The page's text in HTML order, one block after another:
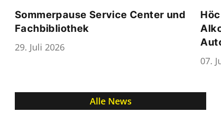
Sommerpause Service Center und
Fachbibliothek
29. Juli 2026
07.
Alle News